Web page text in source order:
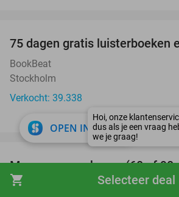
shopping_cart Selecteer deal
75 dagen gratis luisterboeken
BookBeat
Stockholm
Verkocht: 39.338
Massage naar keuze (60 of 90
Studio Infinity
OPEN IN APP close